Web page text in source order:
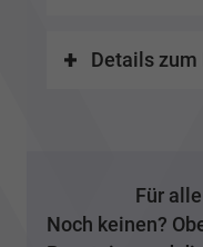
Details zum
Für alle mit
Noch keinen?